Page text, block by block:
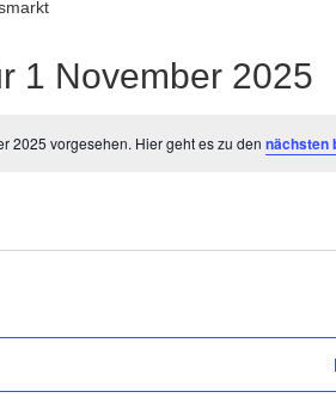
1 November 2025
2025 vorgesehen. Hier geht es zu den nächsten